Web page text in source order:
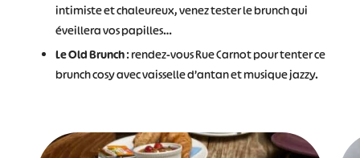
intimiste et chaleureux, venez tester le brunch qui
éveillera vos papilles…
Le Old Brunch: rendez-vous Rue Carnot pour tenter ce
brunch cosy avec vaisselle d’antan et musique jazzy.